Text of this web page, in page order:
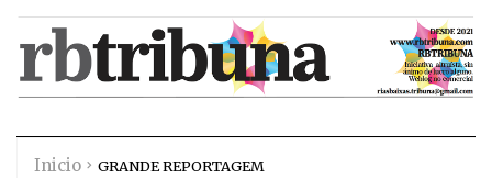
Inicio GRANDE REPORTAGEM